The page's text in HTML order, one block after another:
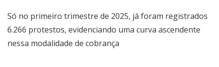
Só no primeiro trimestre de 2025, já foram registrados
6.266 protestos, evidenciando uma curva ascendente
nessa modalidade de cobrança